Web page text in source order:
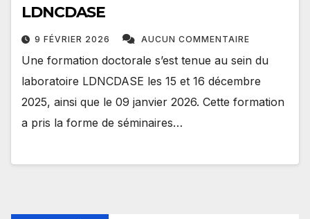
LDNCDASE
9 FÉVRIER 2026 AUCUN COMMENTAIRE
Une formation doctorale s’est tenue au sein du
laboratoire LDNCDASE les 15 et 16 décembre
2025, ainsi que le 09 janvier 2026. Cette formation
a pris la forme de séminaires…